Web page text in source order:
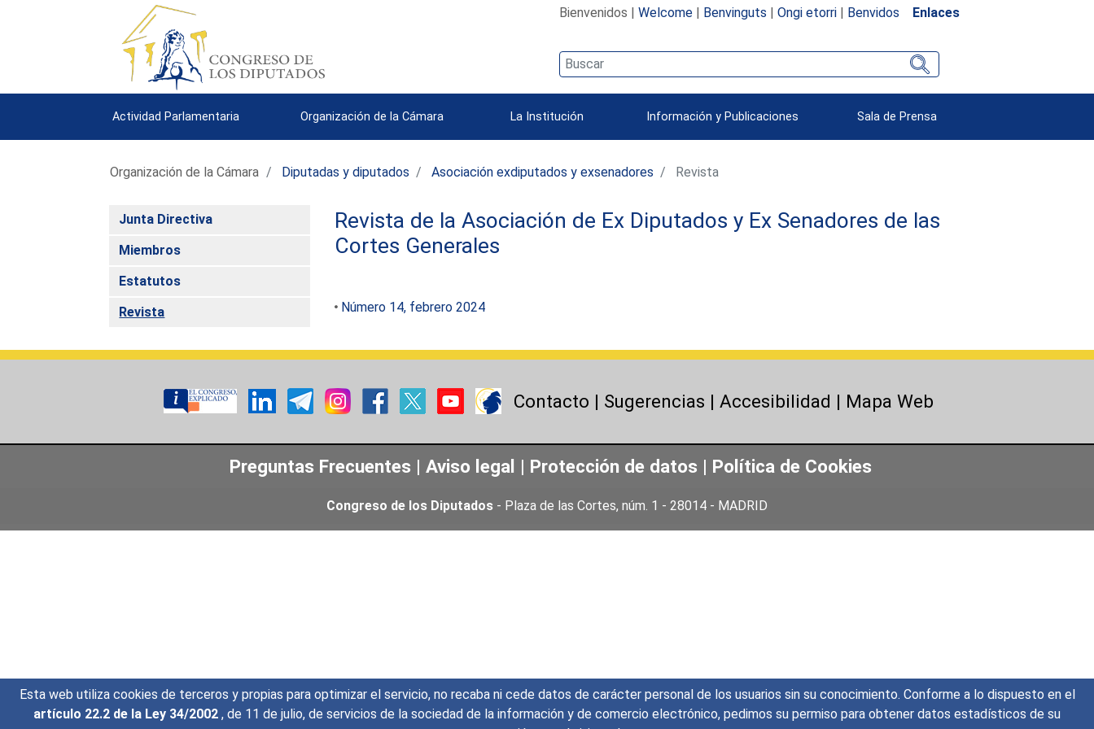
Esta web utiliza cookies de terceros y propias para optimizar el servicio, no recaba ni cede datos de carácter personal de los usuarios sin su conocimiento. Conforme a lo dispuesto en el
artículo 22.2 de la Ley 34/2002 , de 11 de julio, de servicios de la sociedad de la información y de comercio electrónico, pedimos su permiso para obtener datos estadísticos de su
Bienvenidos | Welcome| Benvinguts | Ongi etorri| Benvidos Enlaces
Actividad Parlamentaria Organización de la Cámara La Institución Información y Publicaciones Sala de Prensa
Organización de la Cámara Diputadas y diputados Asociación exdiputados y exsenadores Revista
Junta Directiva
Miembros
Estatutos
Revista
Revista de la Asociación de Ex Diputados y Ex Senadores de las
Cortes Generales
Número 14, febrero 2024
Contacto | Sugerencias | Accesibilidad | Mapa Web
Preguntas Frecuentes | Aviso legal | Protección de datos | Política de Cookies
Congreso de los Diputados- Plaza de las Cortes, núm. 1 - 28014 - MADRID